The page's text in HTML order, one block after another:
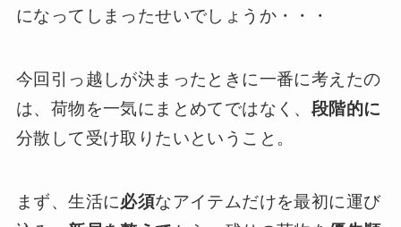
になってしまったせいでしょうか・・・
今回引っ越しが決まったときに一番に考えたの
は、荷物を一気にまとめてではなく、 段階的に
分散して受け取りたいということ。
まず、生活に必須なアイテムだけを最初に運び